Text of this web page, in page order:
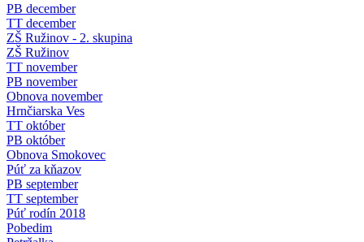
PB december
TT december
ZŠ Ružinov - 2. skupina
ZŠ Ružinov
TT november
PB november
Obnova november
Hrnčiarska Ves
TT október
PB október
Obnova Smokovec
Púť za kňazov
PB september
TT september
Púť rodín 2018
Pobedim